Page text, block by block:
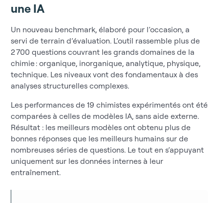
une IA
Un nouveau benchmark, élaboré pour l’occasion, a
servi de terrain d’évaluation. L’outil rassemble plus de
2 700 questions couvrant les grands domaines de la
chimie : organique, inorganique, analytique, physique,
technique. Les niveaux vont des fondamentaux à des
analyses structurelles complexes.
Les performances de 19 chimistes expérimentés ont été
comparées à celles de modèles IA, sans aide externe.
Résultat : les meilleurs modèles ont obtenu plus de
bonnes réponses que les meilleurs humains sur de
nombreuses séries de questions. Le tout en s’appuyant
uniquement sur les données internes à leur
entraînement.